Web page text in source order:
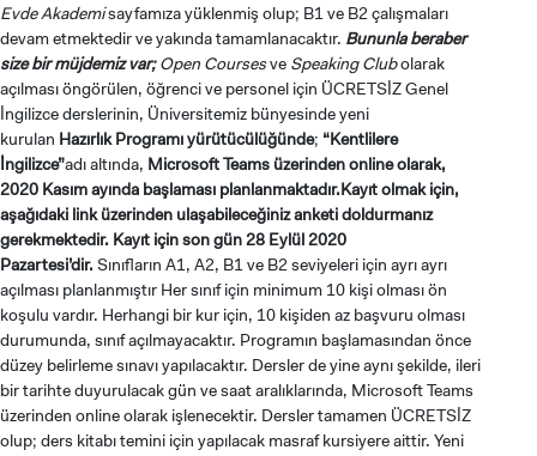
Evde Akademisayfamıza yüklenmiş olup; B1 ve B2 çalışmaları
devam etmektedir ve yakında tamamlanacaktır. Bununla beraber
size bir müjdemiz var;Open Coursesve Speaking Clubolarak
açılması öngörülen, öğrenci ve personel için ÜCRETSİZ Genel
İngilizce derslerinin, Üniversitemiz bünyesinde yeni
kurulan Hazırlık Programı yürütücülüğünde; “Kentlilere
İngilizce”adı altında, Microsoft Teams üzerinden online olarak,
2020 Kasım ayında başlaması planlanmaktadır.Kayıt olmak için,
aşağıdaki link üzerinden ulaşabileceğiniz anketi doldurmanız
gerekmektedir. Kayıt için son gün 28 Eylül 2020
Pazartesi’dir. Sınıfların A1, A2, B1 ve B2 seviyeleri için ayrı ayrı
açılması planlanmıştır Her sınıf için minimum 10 kişi olması ön
koşulu vardır. Herhangi bir kur için, 10 kişiden az başvuru olması
durumunda, sınıf açılmayacaktır. Programın başlamasından önce
düzey belirleme sınavı yapılacaktır. Dersler de yine aynı şekilde, ileri
bir tarihte duyurulacak gün ve saat aralıklarında, Microsoft Teams
üzerinden online olarak işlenecektir. Dersler tamamen ÜCRETSİZ
olup; ders kitabı temini için yapılacak masraf kursiyere aittir. Yeni